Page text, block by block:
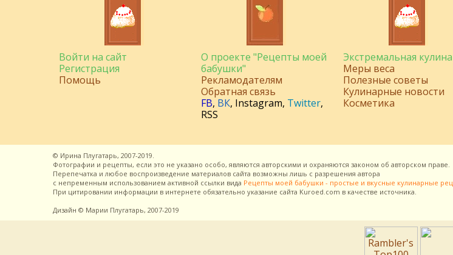
Войти на сайт
Регистрация
Помощь
О проекте "Рецепты моей
бабушки"
Рекламодателям
Обратная связь
FB, ВК, Instagram, Twitter,
RSS
Экстремальная
Меры веса
Полезные советы
Кулинарные новости
Косметика
© Ирина Плугатарь, 2007-2019.
Фотографии и рецепты, если это не указано особо, являются авторскими и охраняются законом об авторском праве.
Перепечатка и любое воспроизведение материалов сайта возможны лишь с разрешения автора
с непременным использованием активной ссылки вида Рецепты моей бабушки - простые и вкусные кулинарные
При цитировании информации в интернете обязательно указание сайта Kuroed.com в качестве источника.
Дизайн © Марии Плугатарь, 2007-2019